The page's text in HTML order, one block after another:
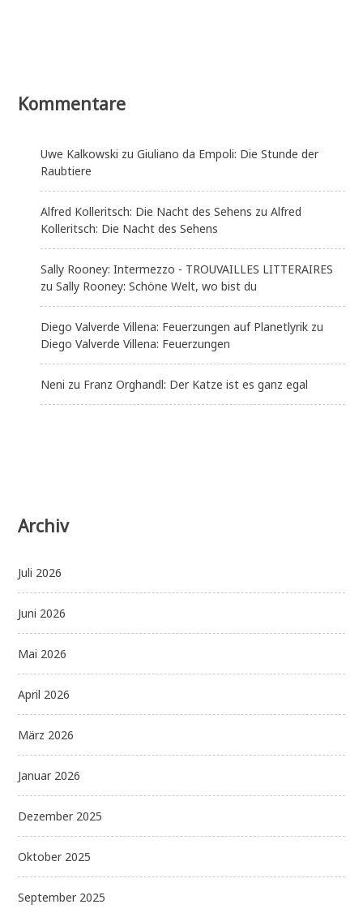
Kommentare
Uwe Kalkowski zuGiuliano da Empoli: Die Stunde der
Raubtiere
Alfred Kolleritsch: Die Nacht des Sehens zuAlfred
Kolleritsch: Die Nacht des Sehens
Sally Rooney: Intermezzo - TROUVAILLES LITTERAIRES
zuSally Rooney: Schöne Welt, wo bist du
Diego Valverde Villena: Feuerzungen auf Planetlyrik zu
Diego Valverde Villena: Feuerzungen
Neni zu Franz Orghandl: Der Katze ist es ganz egal
Archiv
Juli 2026
Juni 2026
Mai 2026
April 2026
März 2026
Januar 2026
Dezember 2025
Oktober 2025
September 2025